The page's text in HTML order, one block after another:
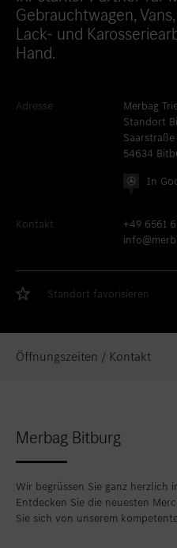
Standort
Bitburg
Standort favorisieren
Daun
Standort
Limburg an der Lahn
Standort
Standort
Neuwied
Standort favorisieren
Taunusstein
Standort favorisieren
Wiesbaden
Standort favorisieren
Wittlich
Gebrauchtwagen,
Lack- und
Hand.
Adresse
Merbag
Standort
54634
In
Kontakt
+49 6561
Standort favorisieren
Öffnungszeiten / Kontakt
Merbag Bitburg
Wir begrüssen Sie ganz herzlich
Entdecken Sie die neuesten
Sie sich von unserem